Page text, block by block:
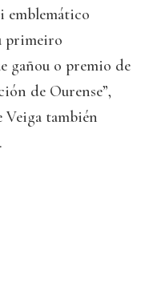
emblemático
primeiro
gañou o premio de
de Ourense”,
Veiga también